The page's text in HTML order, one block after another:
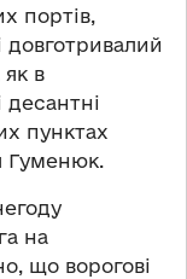
портів,
в
десантні
пунктах
Гуменюк.
на
що ворогові